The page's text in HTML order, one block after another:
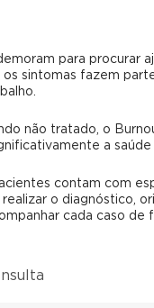
para procurar
sintomas fazem
não tratado, o
a saúde
contam com
o diagnóstico,
cada caso de